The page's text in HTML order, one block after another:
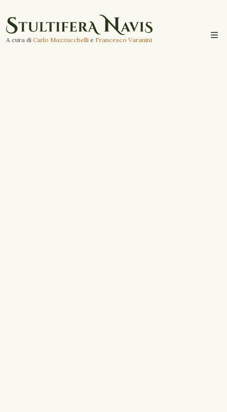
A cura di Carlo Mazzucchelli e Francesco Varanini